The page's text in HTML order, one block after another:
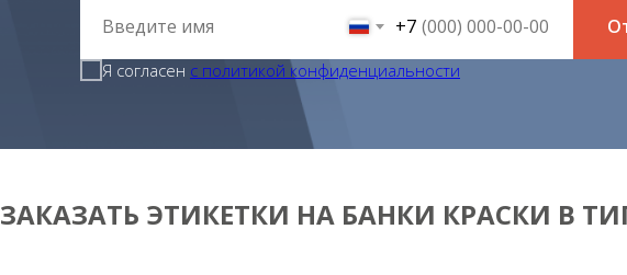
+7
Я согласен с политикой конфиденциальности
ЗАКАЗАТЬ ЭТИКЕТКИ НА БАНКИ КРАСКИ В